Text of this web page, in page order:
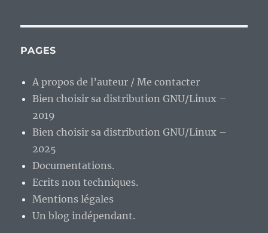
PAGES
A propos de l’auteur / Me contacter
Bien choisir sa distribution GNU/Linux –
2019
Bien choisir sa distribution GNU/Linux –
2025
Documentations.
Ecrits non techniques.
Mentions légales
Un blog indépendant.